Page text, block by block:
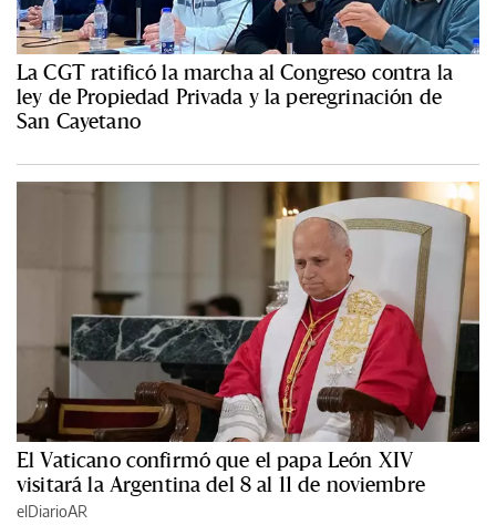
La CGT ratificó la marcha al Congreso contra la
ley de Propiedad Privada y la peregrinación de
San Cayetano
El Vaticano confirmó que el papa León XIV
visitará la Argentina del 8 al 11 de noviembre
elDiarioAR